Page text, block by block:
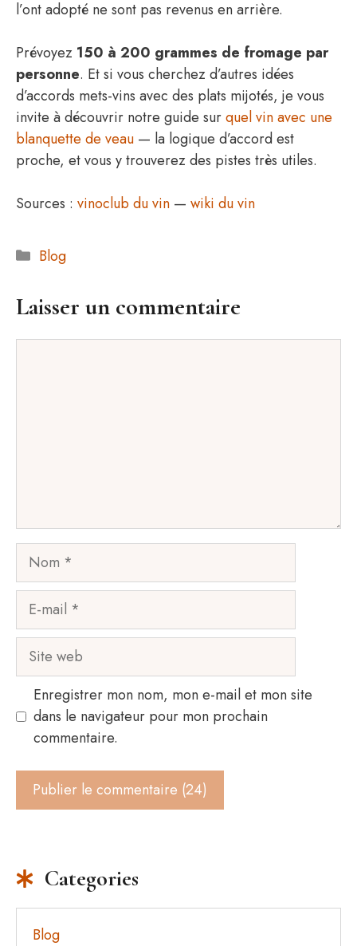
l’ont adopté ne sont pas revenus en arrière.
Prévoyez 150 à 200 grammes de fromage par
personne. Et si vous cherchez d’autres idées
d’accords mets-vins avec des plats mijotés, je vous
invite à découvrir notre guide surquel vin avec une
blanquette de veau — la logique d’accord est
proche, et vous y trouverez des pistes très utiles.
Sources : vinoclub du vin — wiki du vin
Catégories
Blog
Laisser un commentaire
Nom
mail
Site
web
Enregistrer mon nom, mon e-mail et mon site
dans le navigateur pour mon prochain
commentaire.
Categories
Blog